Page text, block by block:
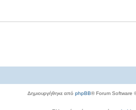
Δημιουργήθηκε από phpBB® Forum Software